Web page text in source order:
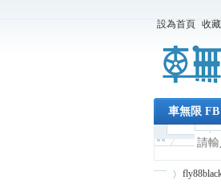
設為首頁 收
車無限 FB